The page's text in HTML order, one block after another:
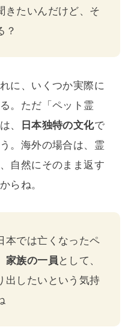
きたいんだけど、そ
？
に、いくつか実際に
。ただ「ペット霊
、 日本独特の文化で
。海外の場合は、霊
自然にそのまま返す
らね。
本では亡くなったペ
家族の一員として、
出したいという気持